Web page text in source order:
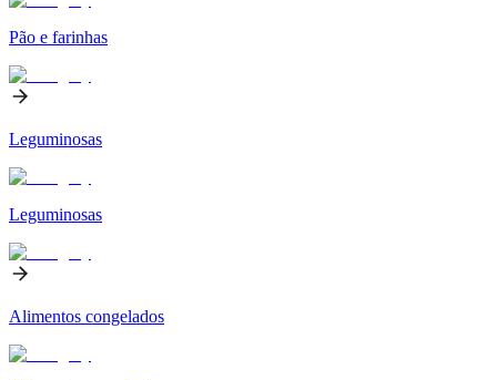
Pão e farinhas
Leguminosas
Leguminosas
Alimentos congelados